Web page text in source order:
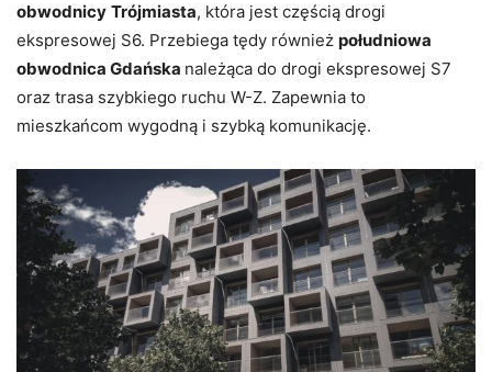
obwodnicy Trójmiasta, która jest częścią drogi
ekspresowej S6. Przebiega tędy również południowa
obwodnica Gdańska należąca do drogi ekspresowej S7
oraz trasa szybkiego ruchu W-Z. Zapewnia to
mieszkańcom wygodną i szybką komunikację.